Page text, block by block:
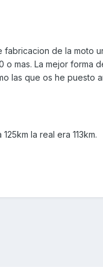
de la moto
o mas. La mejor forma
las que os he puesto
la real era 113km.